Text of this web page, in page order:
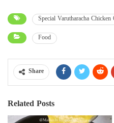
Special Varutharacha
Food
Share
Related Posts